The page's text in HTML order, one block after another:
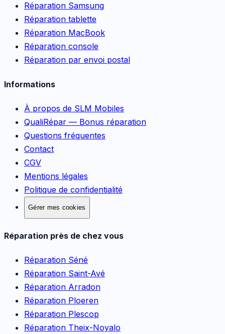
Réparation Samsung
Réparation tablette
Réparation MacBook
Réparation console
Réparation par envoi postal
Informations
À propos de SLM Mobiles
QualiRépar — Bonus réparation
Questions fréquentes
Contact
CGV
Mentions légales
Politique de confidentialité
Gérer mes cookies
Réparation près de chez vous
Réparation Séné
Réparation Saint-Avé
Réparation Arradon
Réparation Ploeren
Réparation Plescop
Réparation Theix-Noyalo